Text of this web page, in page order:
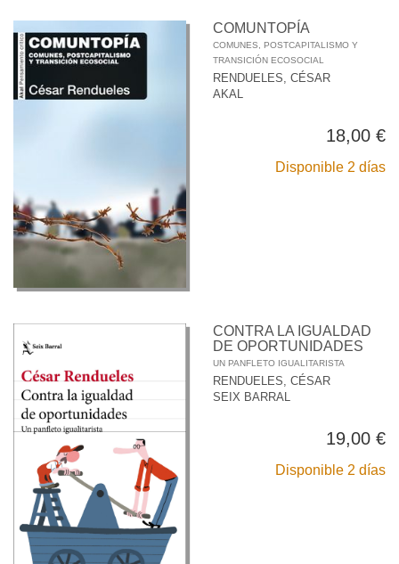
COMUNTOPÍA
COMUNES, POSTCAPITALISMO Y
TRANSICIÓN ECOSOCIAL
RENDUELES, CÉSAR
AKAL
18,00 €
Disponible 2 días
CONTRA LA IGUALDAD
DE OPORTUNIDADES
UN PANFLETO IGUALITARISTA
RENDUELES, CÉSAR
SEIX BARRAL
19,00 €
Disponible 2 días